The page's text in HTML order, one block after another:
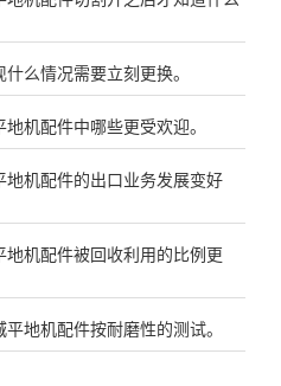
么情况需要立刻更换。
机配件中哪些更受欢迎。
机配件的出口业务发展变好
机配件被回收利用的比例更
地机配件按耐磨性的测试。